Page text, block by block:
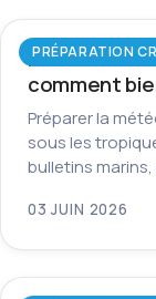
PRÉPARATION
Météo en
comment
Préparer la
sous les
bulletins
03 JUIN 2026